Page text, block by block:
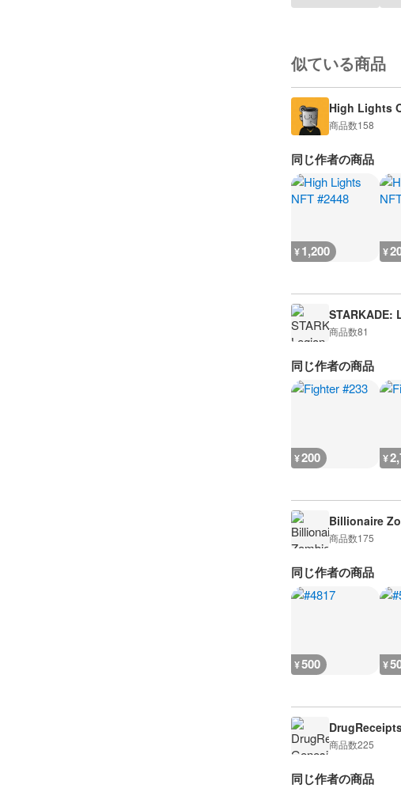
似ている商品
High Lights
商品数158
同じ作者の商品
¥1,200 ¥
STARKADE:
商品数81
同じ作者の商品
¥200 ¥
Billionaire
商品数175
同じ作者の商品
¥500 ¥
商品数225
同じ作者の商品